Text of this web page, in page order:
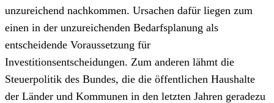
unzureichend nachkommen. Ursachen dafür liegen zum
einen in der unzureichenden Bedarfsplanung als
entscheidende Voraussetzung für
Investitionsentscheidungen. Zum anderen lähmt die
Steuerpolitik des Bundes, die die öffentlichen Haushalte
der Länder und Kommunen in den letzten Jahren geradezu